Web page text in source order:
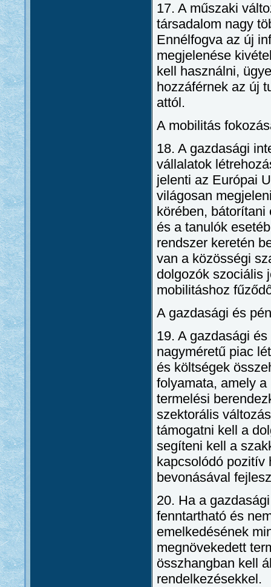
17. A műszaki
társadalom nagy
Ennélfogva az új
megjelenése
kell használni,
hozzáférnek az új
attól.
A mobilitás
18. A gazdasági
vállalatok
jelenti az Európai
világosan
körében,
és a tanulók
rendszer keretén
van a közösségi
dolgozók szociális
mobilitáshoz
A gazdasági és
19. A gazdasági
nagyméretű piac
és költségek
folyamata, amely
termelési
szektorális
támogatni kell a
segíteni kell a
kapcsolódó pozitív
bevonásával
20. Ha a
fenntartható és
emelkedésének
megnövekedett
összhangban kell
rendelkezésekkel.